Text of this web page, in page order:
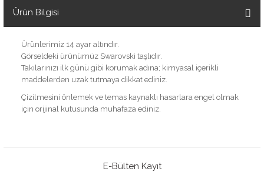
Ürün Bilgisi
Ürünlerimiz 14 ayar altındır.
Görseldeki ürünümüz Swarovski taşlıdır.
Takılarınızı ilk günü gibi korumak adına; kimyasal içerikli
maddelerden uzak tutmaya dikkat ediniz.
Çizilmesini önlemek ve temas kaynaklı hasarlara engel olmak
için orijinal kutusunda muhafaza ediniz.
E-Bülten Kayıt